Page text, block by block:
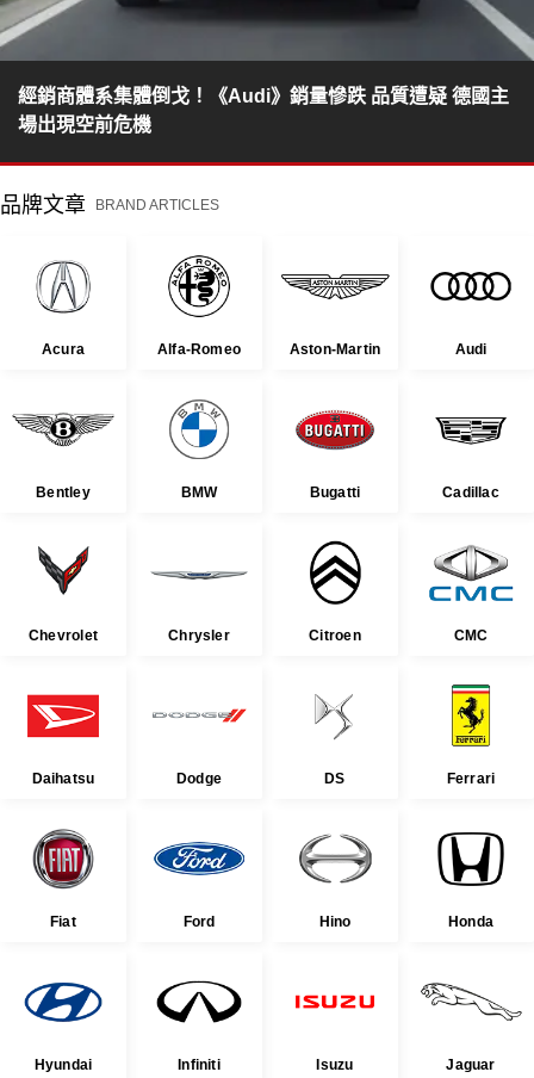
經銷商體系集體倒戈！《Audi》銷量慘跌 品質遭疑 德國主
場出現空前危機
品牌文章 BRAND ARTICLES
Acura Alfa-Romeo Aston-Martin Audi
Bentley BMW Bugatti Cadillac
Chevrolet Chrysler Citroen CMC
Daihatsu Dodge DS Ferrari
Fiat Ford Hino Honda
Hyundai Infiniti Isuzu Jaguar